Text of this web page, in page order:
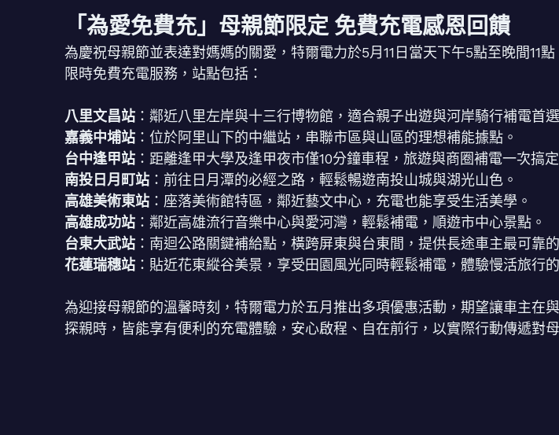
「為愛免費充」母親節限定 免費充電感恩回饋
為慶祝母親節並表達對媽媽的關愛，特爾電力於5月11日當天下午5點至晚間11
限時免費充電服務，站點包括：
八里文昌站 ：鄰近八里左岸與十三行博物館，適合親子出遊與河岸騎行補電首選
嘉義中埔站 ：位於阿里山下的中繼站，串聯市區與山區的理想補能據點。
台中逢甲站 ：距離逢甲大學及逢甲夜市僅10分鐘車程，旅遊與商圈補電一次搞定
南投日月町站 ：前往日月潭的必經之路，輕鬆暢遊南投山城與湖光山色。
高雄美術東站 ：座落美術館特區，鄰近藝文中心，充電也能享受生活美學。
高雄成功站 ：鄰近高雄流行音樂中心與愛河灣，輕鬆補電，順遊市中心景點。
台東大武站 ：南迴公路關鍵補給點，橫跨屏東與台東間，提供長途車主最可靠
花蓮瑞穗站 ：貼近花東縱谷美景，享受田園風光同時輕鬆補電，體驗慢活旅行
為迎接母親節的溫馨時刻，特爾電力於五月推出多項優惠活動，期望讓車主在
探親時，皆能享有便利的充電體驗，安心啟程、自在前行，以實際行動傳遞對